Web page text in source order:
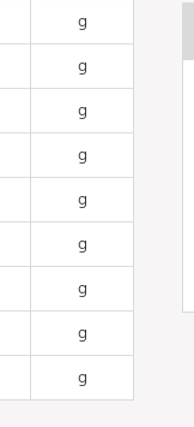
g
g
g
g
g
g
g
g
g